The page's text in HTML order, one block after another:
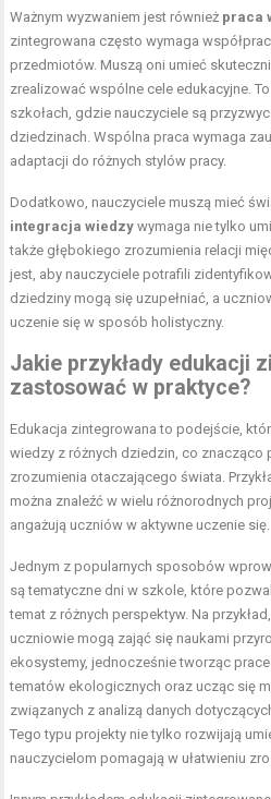
Ważnym wyzwaniem jest również praca
zintegrowana często wymaga
przedmiotów. Muszą oni umieć
zrealizować wspólne cele edukacyjne.
szkołach, gdzie nauczyciele są
dziedzinach. Wspólna praca wymaga
adaptacji do różnych stylów pracy.
Dodatkowo, nauczyciele muszą mieć
integracja wiedzy wymaga nie tylko
także głębokiego zrozumienia relacji
jest, aby nauczyciele potrafili
dziedziny mogą się uzupełniać, a
uczenie się w sposób holistyczny.
Jakie przykłady edukacji
zastosować w praktyce?
Edukacja zintegrowana to podejście,
wiedzy z różnych dziedzin, co znacząco
zrozumienia otaczającego świata.
można znaleźć w wielu różnorodnych
angażują uczniów w aktywne uczenie się.
Jednym z popularnych sposobów
są tematyczne dni w szkole, które
temat z różnych perspektyw. Na
uczniowie mogą zająć się naukami
ekosystemy, jednocześnie tworząc
tematów ekologicznych oraz ucząc się
związanych z analizą danych
Tego typu projekty nie tylko rozwijają
nauczycielom pomagają w ułatwieniu